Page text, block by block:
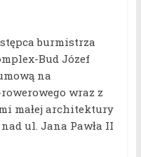
burmistrza
Bud Józef
na
wraz z
małej architektury
ul. Jana Pawła II